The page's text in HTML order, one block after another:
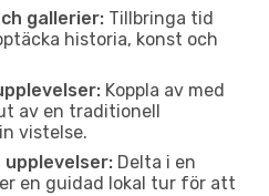
gallerier: Tillbringa tid
historia, konst och
Koppla av med
av en traditionell
vistelse.
Delta i en
en guidad lokal tur för att